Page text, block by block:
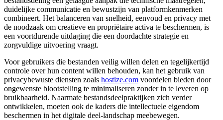
duidelijke communicatie en bewustzijn van platformkenmerken
combineert. Het balanceren van snelheid, eenvoud en privacy met
de noodzaak om creatieve en propriëtaire activa te beschermen, is
een voortdurende uitdaging die een doordachte strategie en
zorgvuldige uitvoering vraagt.
Voor gebruikers die bestanden veilig willen delen en tegelijkertijd
controle over hun content willen behouden, kan het gebruik van
privacybewuste diensten zoals hostize.com voordelen bieden door
ongewenste blootstelling te minimaliseren zonder in te leveren op
bruikbaarheid. Naarmate bestandsdeelpraktijken zich verder
ontwikkelen, moeten ook de kaders die intellectuele eigendom
beschermen in het digitale deel-landschap meebewegen.